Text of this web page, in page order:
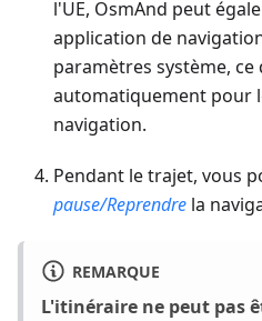
l'UE, OsmAnd peut
application de
paramètres système,
automatiquement pour
navigation.
Pendant le trajet, vous
pause/Reprendre la
REMARQUE
L'itinéraire ne peut pas